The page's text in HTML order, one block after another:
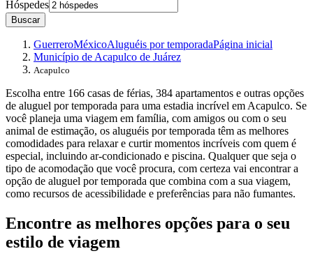
Hóspedes
Buscar
GuerreroMéxicoAluguéis por temporadaPágina inicial
Município de Acapulco de Juárez
Acapulco
Escolha entre 166 casas de férias, 384 apartamentos e outras opções
de aluguel por temporada para uma estadia incrível em Acapulco. Se
você planeja uma viagem em família, com amigos ou com o seu
animal de estimação, os aluguéis por temporada têm as melhores
comodidades para relaxar e curtir momentos incríveis com quem é
especial, incluindo ar-condicionado e piscina. Qualquer que seja o
tipo de acomodação que você procura, com certeza vai encontrar a
opção de aluguel por temporada que combina com a sua viagem,
como recursos de acessibilidade e preferências para não fumantes.
Encontre as melhores opções para o seu
estilo de viagem